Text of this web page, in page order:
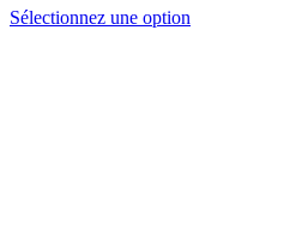
Sélectionnez une option